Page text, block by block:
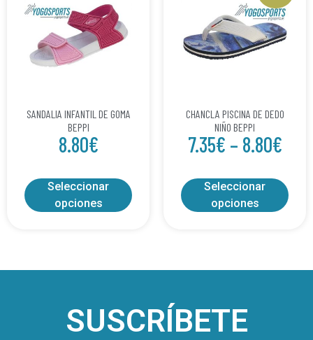
SANDALIA INFANTIL DE GOMA
BEPPI
8.80€
Seleccionar
opciones
CHANCLA PISCINA DE DEDO
NIÑO BEPPI
7.35€ – 8.80€
Seleccionar
opciones
SUSCRÍBETE